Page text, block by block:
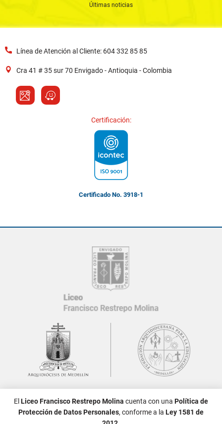
Últimas noticias
Línea de Atención al Cliente: 604 332 85 85
Cra 41 # 35 sur 70 Envigado - Antioquia - Colombia
Certificación:
Certificado No. 3918-1
Síguenos:
El Liceo Francisco Restrepo Molina cuenta con una Política de
Protección de Datos Personales, conforme a la Ley 1581 de